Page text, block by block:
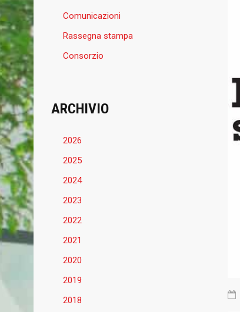
Comunicazioni
Rassegna stampa
Consorzio
ARCHIVIO
2026
2025
2024
2023
2022
2021
2020
2019
2018